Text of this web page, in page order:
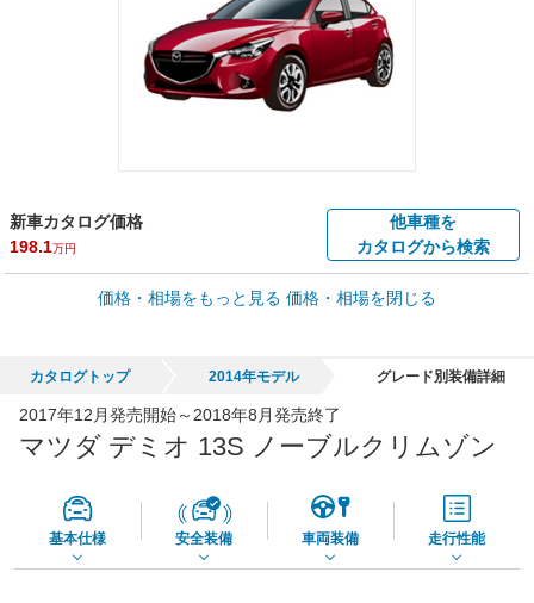
新車カタログ価格
198.1万円
他車種を
カタログから検索
車買取価格 *
車買取相場
56,270円
*当該価格は車種別の価格となります。
価格・相場をもっと見る 価格・相場を閉じる
カタログトップ 2014年モデル グレード別装備詳細
2017年12月発売開始～2018年8月発売終了
マツダ デミオ 13S ノーブルクリムゾン
基本仕様 安全装備 車両装備 走行性能